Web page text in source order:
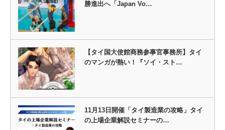
勝進出へ「Japan Vo…
【タイ国大使館商務参事官事務所】タイ
のマンガが熱い！『ソイ・スト…
11月13日開催「タイ製造業の攻略」タイ
の上場企業解説セミナーの…